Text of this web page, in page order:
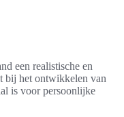
een realistische en
bij het ontwikkelen van
is voor persoonlijke